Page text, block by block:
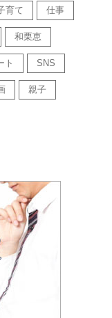
育て 仕事
和栗恵
ト SNS
親子